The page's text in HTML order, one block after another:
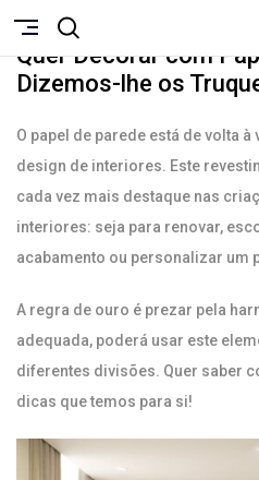
OUTUBRO 13, 2021
Quer Decorar com
Dizemos-lhe os
O papel de parede está de volta
design de interiores. Este
cada vez mais destaque nas
interiores: seja para renovar,
acabamento ou personalizar um
A regra de ouro é prezar pela
adequada, poderá usar este
diferentes divisões. Quer saber
dicas que temos para si!